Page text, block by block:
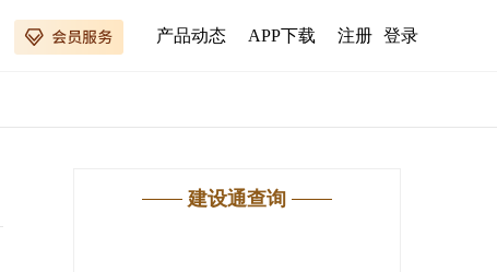
产品动态 APP下载 注册 登录
建设通查询